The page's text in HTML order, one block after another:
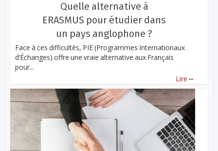
Quelle alternative à
ERASMUS pour étudier dans
un pays anglophone ?
Face à ces difficultés, PIE (Programmes Internationaux
d’Échanges) offre une vraie alternative aux Français
pour...
Lire ...